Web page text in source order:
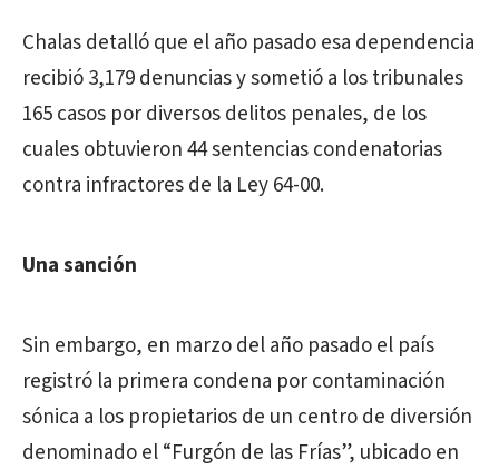
Chalas detalló que el año pasado esa dependencia
recibió 3,179 denuncias y sometió a los tribunales
165 casos por diversos delitos penales, de los
cuales obtuvieron 44 sentencias condenatorias
contra infractores de la Ley 64-00.
Una sanción
Sin embargo, en marzo del año pasado el país
registró la primera condena por contaminación
sónica a los propietarios de un centro de diversión
denominado el “Furgón de las Frías”, ubicado en